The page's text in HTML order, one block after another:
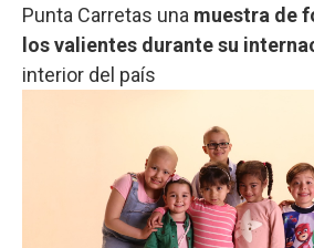
Punta Carretas una muestra de
los valientes durante su
interior del país